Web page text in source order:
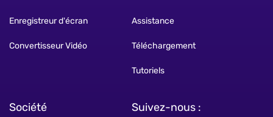
Enregistreur d'écran
Convertisseur Vidéo
Assistance
Téléchargement
Tutoriels
Société Suivez-nous :